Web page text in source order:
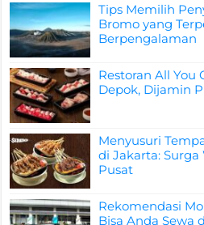
Tips Memilih
Bromo yang
Berpengalaman
Restoran All You
Depok, Dijamin
Menyusuri
di Jakarta:
Pusat
Rekomendasi
Bisa Anda Sewa